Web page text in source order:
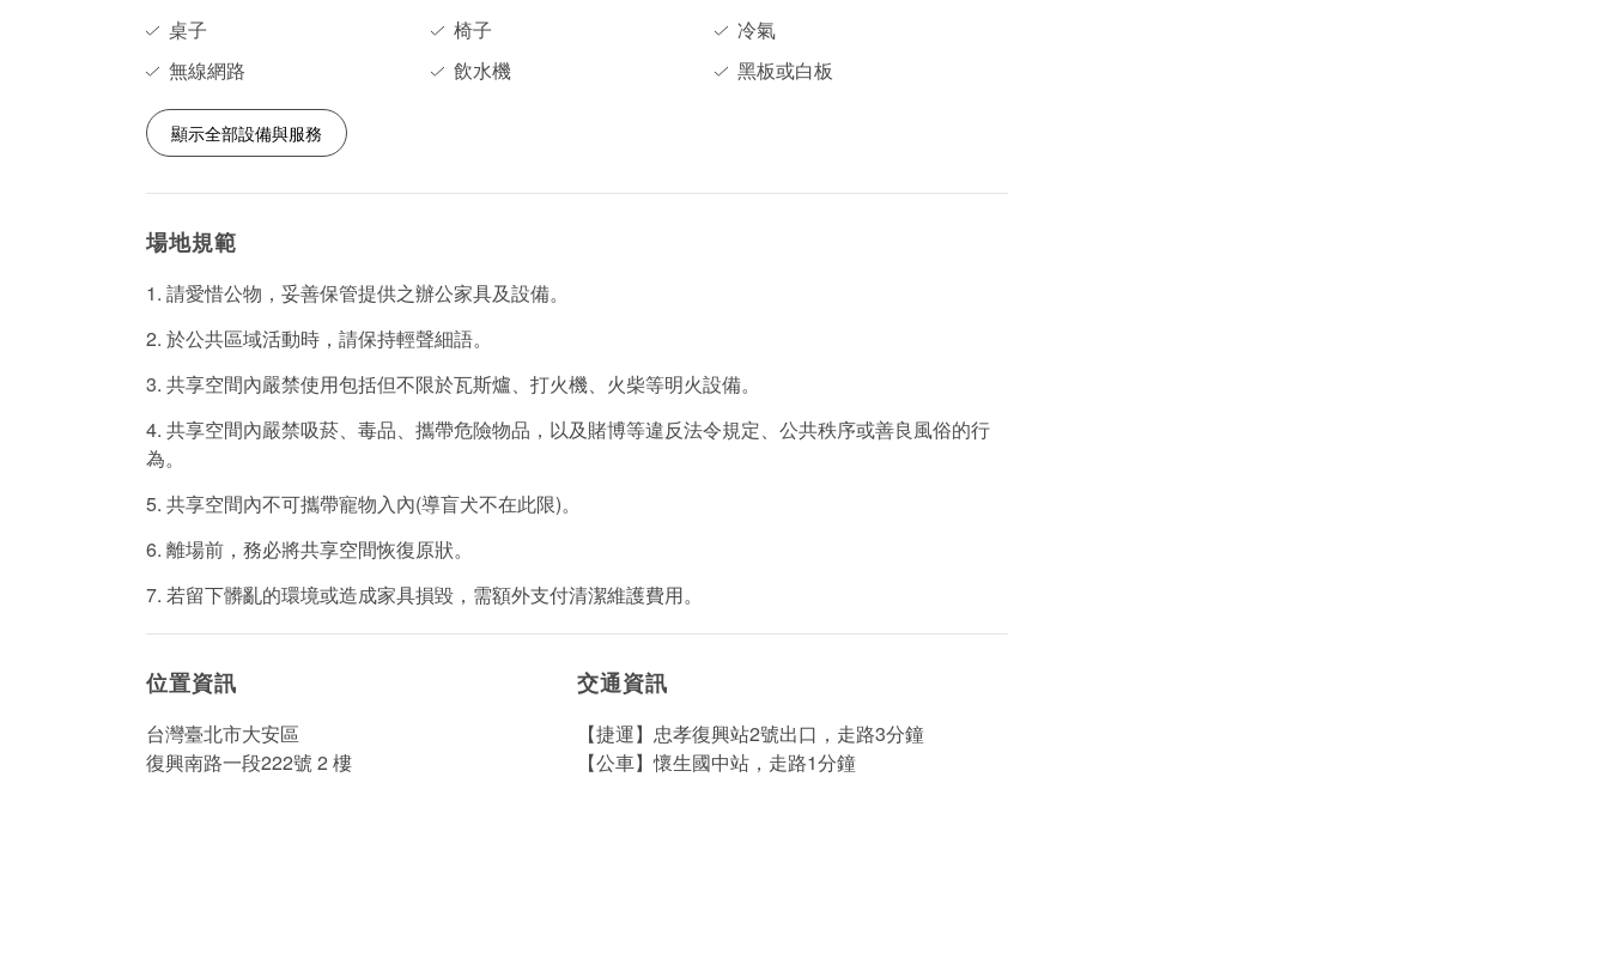
桌子 椅子
冷氣
無線網路
飲水機 黑板或白板
顯示全部設備與服務
場地規範
1. 請愛惜公物，妥善保管提供之辦公家具及設備。
2. 於公共區域活動時，請保持輕聲細語。
3. 共享空間內嚴禁使用包括但不限於瓦斯爐、打火機、火柴等明火設備。
4. 共享空間內嚴禁吸菸、毒品、攜帶危險物品，以及賭博等違反法令規定、公共秩序或善良風俗的行
為。
5. 共享空間內不可攜帶寵物入內(導盲犬不在此限)。
6. 離場前，務必將共享空間恢復原狀。
7. 若留下髒亂的環境或造成家具損毀，需額外支付清潔維護費用。
位置資訊
台灣臺北市大安區
復興南路一段222號 2 樓
交通資訊
【捷運】忠孝復興站2號出口，走路3分鐘
【公車】懷生國中站，走路1分鐘